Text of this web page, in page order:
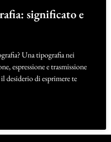
significato e
Una tipografia nei
espressione e trasmissione
desiderio di esprimere te